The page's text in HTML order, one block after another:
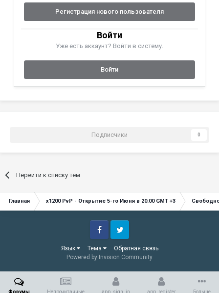
Регистрация нового пользователя
Войти
Уже есть аккаунт? Войти в систему.
Войти
Подписчики 0
Перейти к списку тем
Главная x1200 PvP - Открытие 5-го Июня в 20:00 GMT +3
Язык Тема Обратная связь
FacebookTwitter
Powered by Invision Community
Форумы Непрочитанные app_sign_in app_register Больше